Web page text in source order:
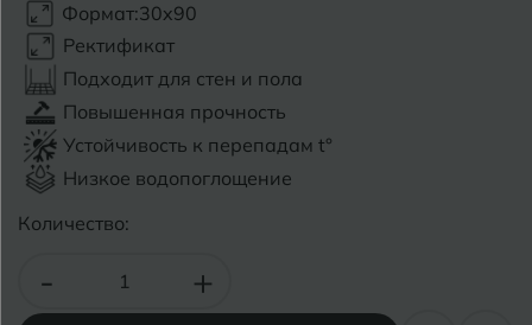
Формат:30x90
Ректификат
Подходит для стен и пола
Повышенная прочность
Устойчивость к перепадам t°
Низкое водопоглощение
Количество:
- +
Брянск
Бугульма
Бугуруслан
Симферополь